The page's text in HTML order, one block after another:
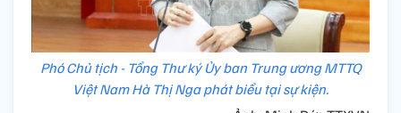
Phó Chủ tịch - Tổng Thư ký Ủy ban Trung ương MTTQ
Việt Nam Hà Thị Nga phát biểu tại sự kiện.